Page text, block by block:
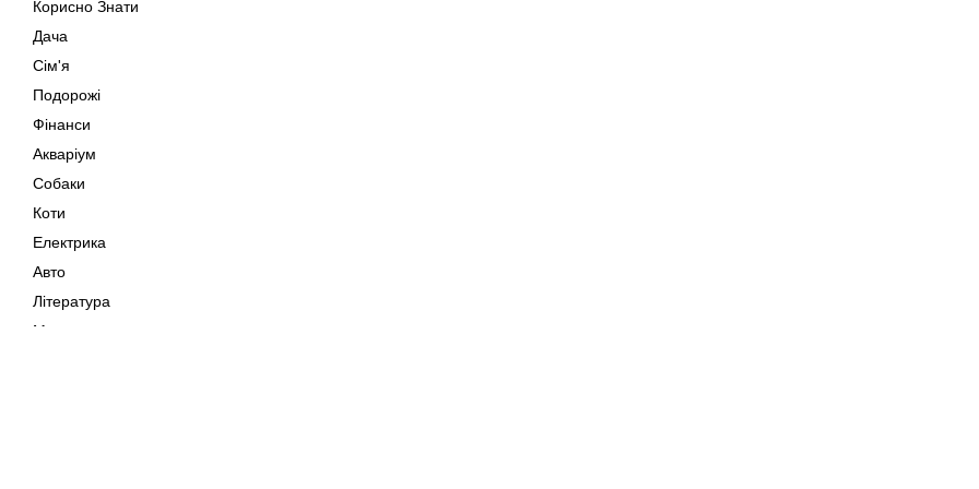
Корисно Знати
Дача
Сім'я
Подорожі
Фінанси
Акваріум
Собаки
Коти
Електрика
Авто
Література
Музика